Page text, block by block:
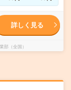
詳しく見る
（全国）